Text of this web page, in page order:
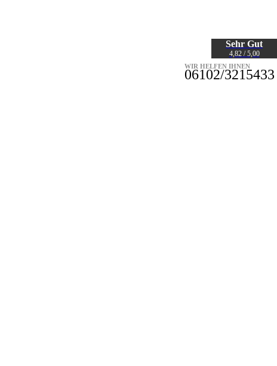
WIR HELFEN IHNEN
06102/3215433
Sehr Gut
4,82 / 5,00